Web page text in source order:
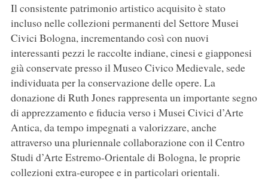
Il consistente patrimonio artistico acquisito è stato
incluso nelle collezioni permanenti del Settore Musei
Civici Bologna, incrementando così con nuovi
interessanti pezzi le raccolte indiane, cinesi e giapponesi
già conservate presso il Museo Civico Medievale, sede
individuata per la conservazione delle opere. La
donazione di Ruth Jones rappresenta un importante segno
di apprezzamento e fiducia verso i Musei Civici d’Arte
Antica, da tempo impegnati a valorizzare, anche
attraverso una pluriennale collaborazione con il Centro
Studi d’Arte Estremo-Orientale di Bologna, le proprie
collezioni extra-europee e in particolari orientali.